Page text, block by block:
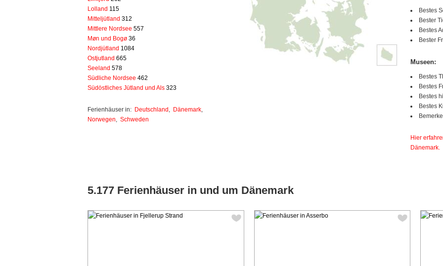
Lolland 115
Mitteljütland 312
Mittlere Nordsee 557
Møn und Bogø 36
Nordjütland 1084
Ostjutland 665
Seeland 578
Südliche Nordsee 462
Südöstliches Jütland und Als 323
Ferienhäuser in: Deutschland , Dänemark,
Norwegen, Schweden
Bestes
Bester
Bestes
Bester
Museen:
Bestes
Bestes
Bestes
Bestes
Hier
Dänemark.
5.177 Ferienhäuser in und um Dänemark